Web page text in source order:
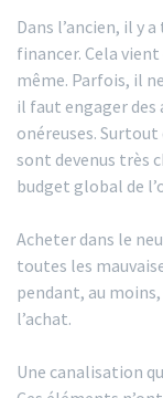
Dans l’ancien, il y
financer. Cela
même. Parfois, il
il faut engager
onéreuses.
sont devenus très
budget global de
Acheter dans le
toutes les
pendant, au
l’achat.
Une canalisation